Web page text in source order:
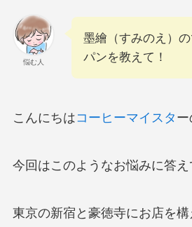
悩む人
墨繪（すみのえ）
パンを教えて！
こんにちはコーヒーマイスタ ー
今回はこのようなお悩みに答え
東京の新宿と豪徳寺にお店を